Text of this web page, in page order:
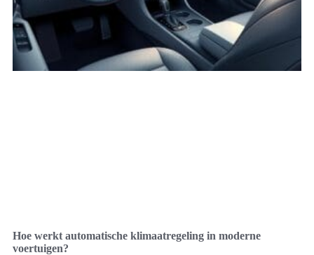
Hoe werkt automatische klimaatregeling in moderne
voertuigen?